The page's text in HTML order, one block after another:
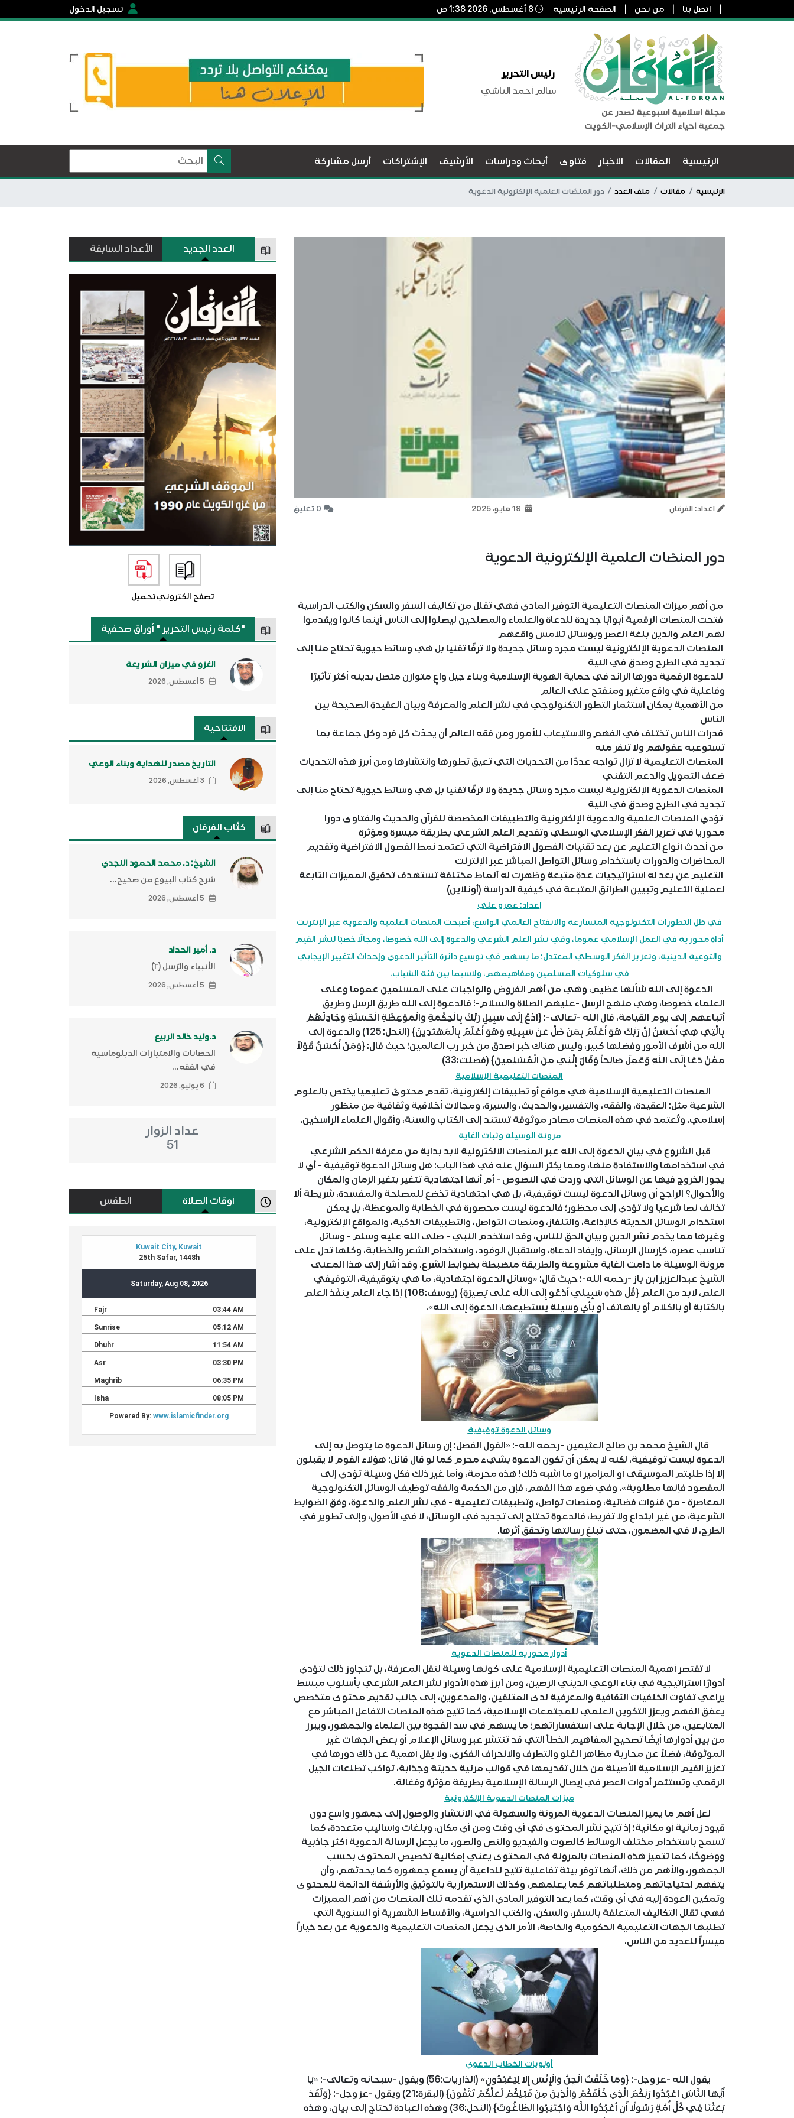
اتصل بنا من نحن الصفحة الرئيسية تسجيل الدخول
مجلة اسلامية اسبوعية تصدر عن
جمعية احياء التراث الإسلامي-الكويت
رئيس التحرير
سالم أحمد الناشي
الرئيسية المقالات الاخبار فتاوى أبحاث ودراسات الأرشيف الإشتراكات أرسل مشاركة
الرئيسية مقالات ملف العدد دور المنصّات العلمية الإلكترونية الدعوية
اعداد: الفرقان 0 تعليق
دور المنصّات العلمية الإلكترونية الدعوية
من أهم ميزات المنصات التعليمية التوفير المادي فهي تقلل من تكاليف السفر والسكن والكتب الدراسية
فتحت المنصات الرقمية أبوابًا جديدة للدعاة والعلماء والمصلحين ليصلوا إلى الناس أينما كانوا ويقدموا
لهم العلم والدين بلغة العصر وبوسائل تلامس واقعهم
المنصات الدعوية الإلكترونية ليست مجرد وسائل جديدة ولا ترفًا تقنيا بل هي وسائط حيوية تحتاج منا إلى
تجديد في الطرح وصدق في النية
للدعوة الرقمية دورها الرائد في حماية الهوية الإسلامية وبناء جيل واعٍ متوازن متصل بدينه أكثر تأثيرًا
وفاعلية في واقع متغير ومنفتح على العالم
من الأهمية بمكان استثمار التطور التكنولوجي في نشر العلم والمعرفة وبيان العقيدة الصحيحة بين
الناس
قدرات الناس تختلف في الفهم والاستيعاب للأمور ومن فقه العالم أن يحدّث كل فرد وكل جماعة بما
تستوعبه عقولهم ولا تنفر منه
المنصات التعليمية لا تزال تواجه عددًا من التحديات التي تعيق تطورها وانتشارها ومن أبرز هذه التحديات
ضعف التمويل والدعم التقني
المنصات الدعوية الإلكترونية ليست مجرد وسائل جديدة ولا ترفًا تقنيا بل هي وسائط حيوية تحتاج منا إلى
تجديد في الطرح وصدق في النية
تؤدي المنصات العلمية والدعوية الإلكترونية والتطبيقات المخصصة للقرآن والحديث والفتاوى دورا
محوريا في تعزيز الفكر الإسلامي الوسطي وتقديم العلم الشرعي بطريقة ميسرة ومؤثرة
من أحدث أنواع التعليم عن بعد تقنيات الفصول الافتراضية التي تعتمد نمط الفصول الافتراضية وتقديم
المحاضرات والدورات باستخدام وسائل التواصل المباشر عبر الإنترنت
التعليم عن بعد له استراتيجيات عدة متبعة وظهرت له أنماط مختلفة تستهدف تحقيق المميزات التابعة
لعملية التعليم وتبيين الطرائق المتبعة في كيفية الدراسة (أونلاين)
إعداد: عمرو علي
في ظل التطورات التكنولوجية المتسارعة والانفتاح العالمي الواسع، أصبحت المنصات العلمية والدعوية عبر الإنترنت
أداة محورية في العمل الإسلامي عموما، وفي نشر العلم الشرعي والدعوة إلى الله خصوصا، ومجالًا خصبًا لنشر القيم
والتوعية الدينية، وتعزيز الفكر الوسطي المعتدل؛ ما يسهم في توسيع دائرة التأثير الدعوي وإحداث التغيير الإيجابي
في سلوكيات المسلمين ومفاهيمهم، ولاسيما بين فئة الشباب.
الدعوة إلى الله شأنها عظيم، وهي من أهم الفروض والواجبات على المسلمين عموما وعلى
العلماء خصوصا، وهي منهج الرسل -عليهم الصلاة والسلام-؛ فالدعوة إلى الله طريق الرسل وطريق
أتباعهم إلى يوم القيامة، قال الله -تعالى-: {ادْعُ إِلَى سَبِيلِ رَبِّكَ بِالْحِكْمَةِ وَالْمَوْعِظَةِ الْحَسَنَةِ وَجَادِلْهُمْ
بِالَّتِي هِيَ أَحْسَنُ إِنَّ رَبَّكَ هُوَ أَعْلَمُ بِمَنْ ضَلَّ عَنْ سَبِيلِهِ وَهُوَ أَعْلَمُ بِالْمُهْتَدِينَ} (النحل: 125) والدعوة إلى
الله من أشرف الأمور وفضلها كبير، وليس هناك خبر أصدق من خبر رب العالمين؛ حيث قال: {وَمَنْ أَحْسَنُ قَوْلاً
مِمَّنْ دَعَا إِلَى اللَّهِ وَعَمِلَ صَالِحاً وَقَالَ إِنَّنِي مِنَ الْمُسْلِمِينَ} (فصلت:33)
المنصات التعليمية الإسلامية
المنصات التعليمية الإسلامية هي مواقع أو تطبيقات إلكترونية، تقدم محتوىً تعليميا يختص بالعلوم
الشرعية مثل: العقيدة، والفقه، والتفسير، والحديث، والسيرة، ومجالات أخلاقية وثقافية من منظور
إسلامي. وتُعتمد في هذه المنصات مصادر موثوقة تستند إلى الكتاب والسنة، وأقوال العلماء الراسخين.
مرونة الوسيلة وثبات الغاية
قبل الشروع في بيان الدعوة إلى الله عبر المنصات الالكترونية لابد بداية من معرفة الحكم الشرعي
في استخدامها والاستفادة منها، ومما يكثر السؤال عنه في هذا الباب: هل وسائل الدعوة توقيفية - أي لا
يجوز الخروج فيها عن الوسائل التي وردت في النصوص - أم أنها اجتهادية تتغير بتغير الزمان والمكان
والأحوال؟ الراجح أن وسائل الدعوة ليست توقيفية، بل هي اجتهادية تخضع للمصلحة والمفسدة، شريطة ألا
تخالف نصا شرعيا ولا تؤدي إلى محظور؛ فالدعوة ليست محصورة في الخطابة والموعظة، بل يمكن
استخدام الوسائل الحديثة كالإذاعة، والتلفاز، ومنصات التواصل، والتطبيقات الذكية، والمواقع الإلكترونية،
وغيرها مما يخدم نشر الدين وبيان الحق للناس، وقد استخدم النبي - صلى الله عليه وسلم - وسائل
تناسب عصره، كإرسال الرسائل، وإيفاد الدعاة، واستقبال الوفود، واستخدام الشعر والخطابة، وكلها تدل على
مرونة الوسيلة ما دامت الغاية مشروعة والطريقة منضبطة بضوابط الشرع. وقد أشار إلى هذا المعنى
الشيخ عبدالعزيز ابن باز -رحمه الله-؛ حيث قال: «وسائل الدعوة اجتهادية، ما هي بتوقيفية، التوقيفي
العلم، لابد من العلم {قُلْ هَذِهِ سَبِيلِي أَدْعُو إِلَى اللَّهِ عَلَى بَصِيرَةٍ} (يوسف:108) إذا جاء العلم ينفّذ العلم
بالكتابة أو بالكلام أو بالهاتف أو بأي وسيلة يستطيعها، الدعوة إلى الله».
وسائل الدعوة توقيفية
قال الشيخ محمد بن صالح العثيمين -رحمه الله-: «القول الفصل: إن وسائل الدعوة ما يتوصل به إلى
الدعوة ليست توقيفية، لكنه لا يمكن أن تكون الدعوة بشيء محرم كما لو قال قائل: هؤلاء القوم لا يقبلون
إلا إذا طلبتم الموسيقى أو المزامير أو ما أشبه ذلك! هذه محرمة، وأما غير ذلك فكل وسيلة تؤدي إلى
المقصود فإنها مطلوبة». وفي ضوء هذا الفهم، فإن من الحكمة والفقه توظيف الوسائل التكنولوجية
المعاصرة - من قنوات فضائية، ومنصات تواصل، وتطبيقات تعليمية - في نشر العلم والدعوة، وفق الضوابط
الشرعية، من غير ابتداع ولا تفريط، فالدعوة تحتاج إلى تجديد في الوسائل، لا في الأصول، وإلى تطوير في
الطرح، لا في المضمون، حتى تبلغ رسالتها وتحقق أثرها.
أدوار محورية للمنصات الدعوية
لا تقتصر أهمية المنصات التعليمية الإسلامية على كونها وسيلة لنقل المعرفة، بل تتجاوز ذلك لتؤدي
أدوارًا استراتيجية في بناء الوعي الديني الرصين، ومن أبرز هذه الأدوار نشر العلم الشرعي بأسلوب مبسط
يراعي تفاوت الخلفيات الثقافية والمعرفية لدى المتلقين، والمدعوين، إلى جانب تقديم محتوى متخصص
يعمّق الفهم ويعزز التكوين العلمي للمجتمعات الإسلامية، كما تتيح هذه المنصات التفاعل المباشر مع
المتابعين، من خلال الإجابة على استفساراتهم؛ ما يسهم في سد الفجوة بين العلماء والجمهور، ويبرز
من بين أدوارها أيضًا تصحيح المفاهيم الخطأ التي قد تنتشر عبر وسائل الإعلام أو بعض الجهات غير
الموثوقة، فضلاً عن محاربة مظاهر الغلو والتطرف والانحراف الفكري، ولا يقل أهمية عن ذلك دورها في
تعزيز القيم الإسلامية الأصيلة من خلال تقديمها في قوالب مرئية حديثة وجذابة، تواكب تطلعات الجيل
الرقمي وتستثمر أدوات العصر في إيصال الرسالة الإسلامية بطريقة مؤثرة وفعّالة.
ميزات المنصات الدعوية الإلكترونية
لعل أهم ما يميز المنصات الدعوية المرونة والسهولة في الانتشار والوصول إلى جمهور واسع دون
قيود زمانية أو مكانية؛ إذ تتيح نشر المحتوى في أي وقت ومن أي مكان، وبلغات وأساليب متعددة، كما
تسمح باستخدام مختلف الوسائط كالصوت والفيديو والنص والصور، ما يجعل الرسالة الدعوية أكثر جاذبية
ووضوحًا، كما تتميز هذه المنصات بالمرونة في المحتوى يعني إمكانية تخصيص المحتوى بحسب
الجمهور، والأهم من ذلك، أنها توفر بيئة تفاعلية تتيح للداعية أن يسمع جمهوره كما يحدثهم، وأن
يتفهم احتياجاتهم ومتطلباتهم كما يعلمهم، وكذلك الاستمرارية بالتوثيق والأرشفة الدائمة للمحتوى
وتمكين العودة إليه في أي وقت، كما يعد التوفير المادي الذي تقدمه تلك المنصات من أهم المميزات
فهي تقلل التكاليف المتعلقة بالسفر، والسكن، والكتب الدراسية، والأقساط الشهرية أو السنوية التي
تطلبها الجهات التعليمية الحكومية والخاصة، الأمر الذي يجعل المنصات التعليمية والدعوية عن بعد خياراً
ميسراً للعديد من الناس.
أولويات الخطاب الدعوي
يقول الله -عز وجل-: {وَمَا خَلَقْتُ الْجِنَّ وَالْإِنْسَ إِلا لِيَعْبُدُونِ» (الذاريات:56) ويقول -سبحانه وتعالى-: «يَا
أَيُّهَا النَّاسُ اعْبُدُوا رَبَّكُمُ الَّذِي خَلَقَكُمْ وَالَّذِينَ مِنْ قَبْلِكُمْ لَعَلَّكُمْ تَتَّقُونَ} (البقرة:21) ويقول -عز وجل-: {وَلَقَدْ
بَعَثْنَا فِي كُلِّ أُمَّةٍ رَسُولًا أَنِ اُعْبُدُوا اللَّهَ وَاجْتَنِبُوا الطَّاغُوتَ} (النحل:36) وهذه العبادة تحتاج إلى بيان، وهذه
العدد الجديد الأعداد السابقة
تصفح الكترونيتحميل
"كلمة رئيس التحرير " أوراق صحفية
الغزو في ميزان الشريعة
5 أغسطس, 2026
الافتتاحية
التاريخ مصدر للهداية وبناء الوعي
3 أغسطس, 2026
كتَّاب الفرقان
الشيخ: د. محمد الحمود النجدي
شرح كتاب البيوع من صحيح...
5 أغسطس, 2026
د. أمير الحداد
الأنبياء والرّسل (٢)ّ
5 أغسطس, 2026
د.وليد خالد الربيع
الحصانات والامتيازات الدبلوماسية
في الفقه...
6 يوليو, 2026
عداد الزوار
51
أوقات الصلاة الطقس